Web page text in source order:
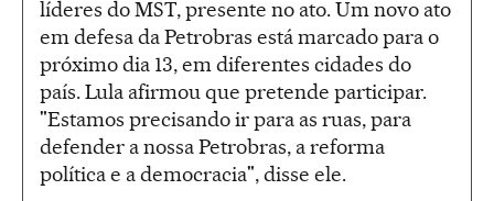
líderes do MST, presente no ato. Um novo ato
em defesa da Petrobras está marcado para o
próximo dia 13, em diferentes cidades do
país. Lula afirmou que pretende participar.
"Estamos precisando ir para as ruas, para
defender a nossa Petrobras, a reforma
política e a democracia", disse ele.